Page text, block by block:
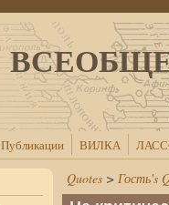
Публикации ВИЛКА
Quotes > Гость's